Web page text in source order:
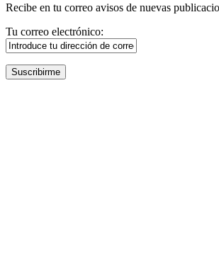
Recibe en tu correo avisos de nuevas
Tu correo electrónico: